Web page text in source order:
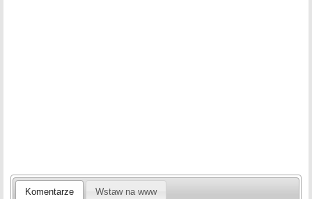
Komentarze Wstaw na www